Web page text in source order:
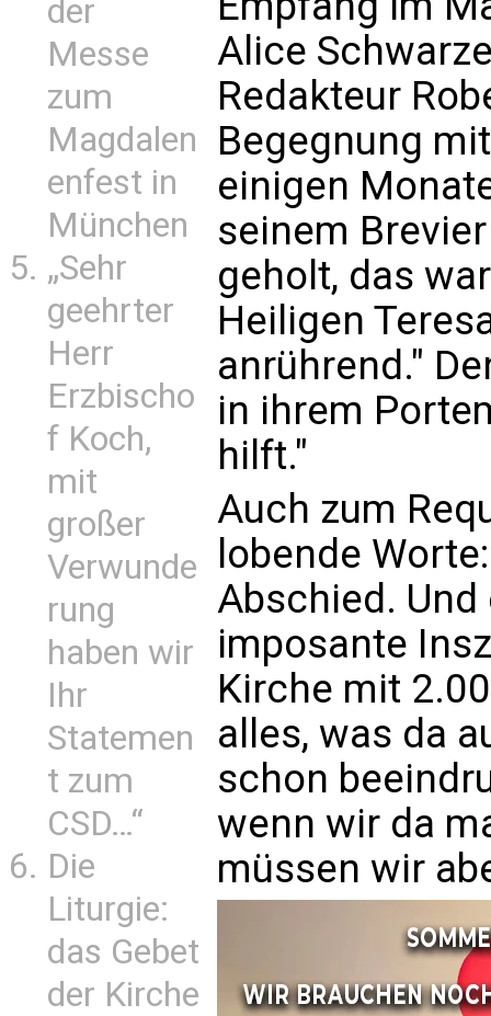
der
Messe
zum
Magdalen
enfest in
München
„Sehr
geehrter
Herr
Erzbischo
f Koch,
mit
großer
Verwunde
rung
haben wir
Ihr
Statemen
t zum
CSD…“
Die
Liturgie:
das Gebet
der Kirche
Alice
Redakteur
Begegnung
einigen
seinem
geholt, das
Heiligen
anrührend."
in ihrem
hilft."
Auch zum
lobende
Abschied.
imposante
Kirche mit
alles, was da
schon
wenn wir da
müssen wir